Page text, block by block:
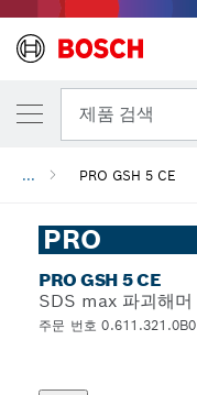
제품 검색
... PRO GSH 5 CE
PRO
PRO GSH 5 CE
SDS max 파괴해머
주문 번호 0.611.321.0B0